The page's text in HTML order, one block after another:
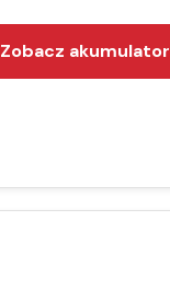
Zobacz akumulator